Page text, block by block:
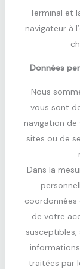
Terminal et
navigateur à
Données
Nous
vous sont
navigation de
sites ou de
Dans la
coordonnées
de votre
susceptibles,
traitées par